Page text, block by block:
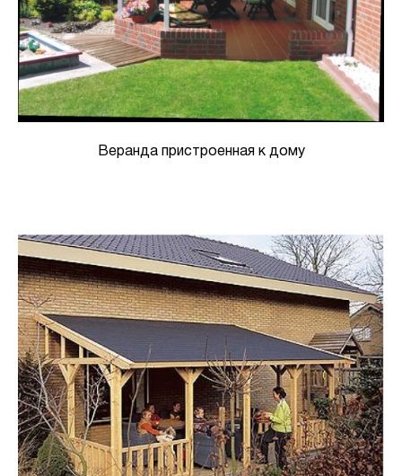
Веранда пристроенная к дому